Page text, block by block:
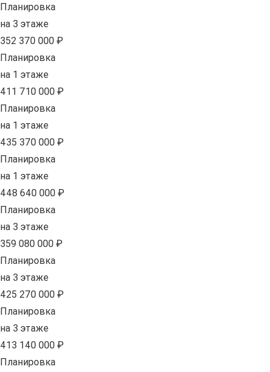
Планировка
на 3 этаже
352 370 000 ₽
Планировка
на 1 этаже
411 710 000 ₽
Планировка
на 1 этаже
435 370 000 ₽
Планировка
на 1 этаже
448 640 000 ₽
Планировка
на 3 этаже
359 080 000 ₽
Планировка
на 3 этаже
425 270 000 ₽
Планировка
на 3 этаже
413 140 000 ₽
Планировка